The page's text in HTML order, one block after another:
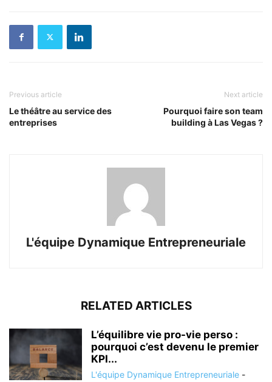
Previous article
Le théâtre au service des
entreprises
Next article
Pourquoi faire son team
building à Las Vegas ?
L'équipe Dynamique Entrepreneuriale
RELATED ARTICLES
L’équilibre vie pro-vie perso :
pourquoi c’est devenu le premier
KPI...
L'équipe Dynamique Entrepreneuriale -